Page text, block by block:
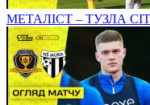
МЕТАЛІСТ – ТУЗЛА СІТІ.